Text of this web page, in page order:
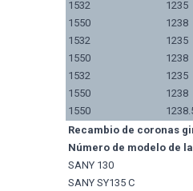
1532
1235
1550
1238
1532
1235
1550
1238
1532
1235
1550
1238
1550
Recambio de coronas
Número de modelo de
SANY 130
SANY SY135 C